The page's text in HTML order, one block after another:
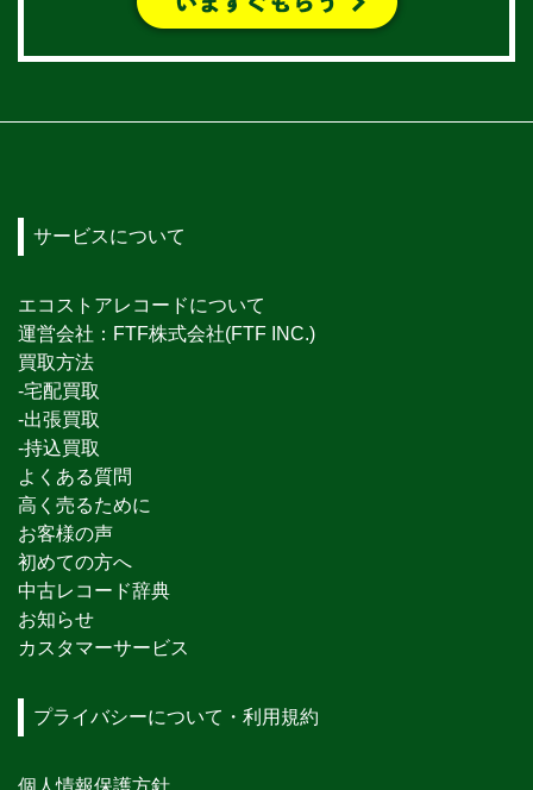
サービスについて
エコストアレコードについて
運営会社：FTF株式会社(FTF INC.)
買取方法
-宅配買取
-出張買取
-持込買取
よくある質問
高く売るために
お客様の声
初めての方へ
中古レコード辞典
お知らせ
カスタマーサービス
プライバシーについて・利用規約